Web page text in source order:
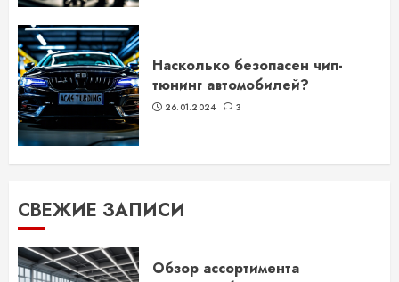
Насколько безопасен чип-
тюнинг автомобилей?
26.01.2024 3
СВЕЖИЕ ЗАПИСИ
Обзор ассортимента